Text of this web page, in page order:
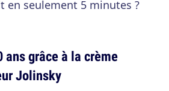
en seulement 5 minutes ?
ans grâce à la crème
Jolinsky